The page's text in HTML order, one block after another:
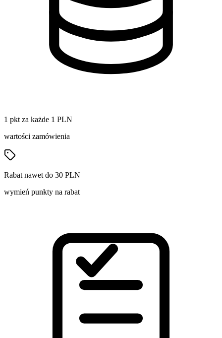
1 pkt za każde 1 PLN
wartości zamówienia
Rabat nawet do 30 PLN
wymień punkty na rabat